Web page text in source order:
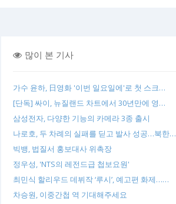
많이 본 기사
가수 윤하, 日영화 '이번 일요일에'로 첫 스크…
[단독] 싸이, 뉴질랜드 차트에서 30년만에 영…
삼성전자, 다양한 기능의 카메라 3종 출시
나로호, 두 차례의 실패를 딛고 발사 성공…북한…
빅뱅, 법질서 홍보대사 위촉장
정우성, 'NTS의 레전드급 첩보요원'
최민식 할리우드 데뷔작 ‘루시’, 예고편 화제……
차승원, 이중간첩 역 기대해주세요